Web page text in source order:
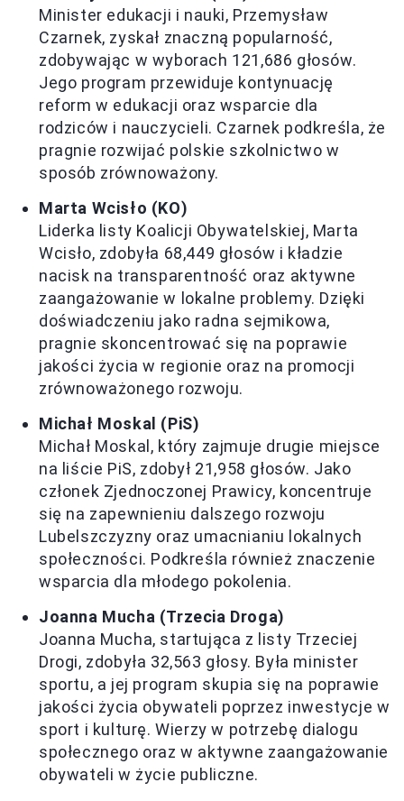
Minister edukacji i nauki, Przemysław
Czarnek, zyskał znaczną popularność,
zdobywając w wyborach 121,686 głosów.
Jego program przewiduje kontynuację
reform w edukacji oraz wsparcie dla
rodziców i nauczycieli. Czarnek podkreśla, że
pragnie rozwijać polskie szkolnictwo w
sposób zrównoważony.
Marta Wcisło (KO)
Liderka listy Koalicji Obywatelskiej, Marta
Wcisło, zdobyła 68,449 głosów i kładzie
nacisk na transparentność oraz aktywne
zaangażowanie w lokalne problemy. Dzięki
doświadczeniu jako radna sejmikowa,
pragnie skoncentrować się na poprawie
jakości życia w regionie oraz na promocji
zrównoważonego rozwoju.
Michał Moskal (PiS)
Michał Moskal, który zajmuje drugie miejsce
na liście PiS, zdobył 21,958 głosów. Jako
członek Zjednoczonej Prawicy, koncentruje
się na zapewnieniu dalszego rozwoju
Lubelszczyzny oraz umacnianiu lokalnych
społeczności. Podkreśla również znaczenie
wsparcia dla młodego pokolenia.
Joanna Mucha (Trzecia Droga)
Joanna Mucha, startująca z listy Trzeciej
Drogi, zdobyła 32,563 głosy. Była minister
sportu, a jej program skupia się na poprawie
jakości życia obywateli poprzez inwestycje w
sport i kulturę. Wierzy w potrzebę dialogu
społecznego oraz w aktywne zaangażowanie
obywateli w życie publiczne.